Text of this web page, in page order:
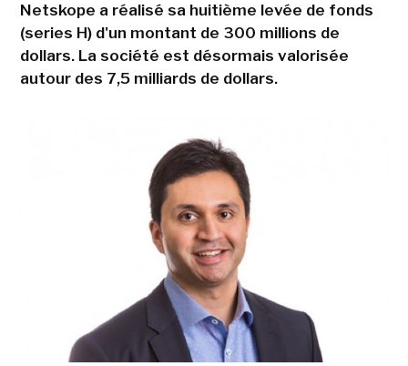
Netskope a réalisé sa huitième levée de fonds
(series H) d'un montant de 300 millions de
dollars. La société est désormais valorisée
autour des 7,5 milliards de dollars.